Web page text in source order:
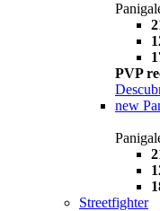
PVP
new
Streetfighter